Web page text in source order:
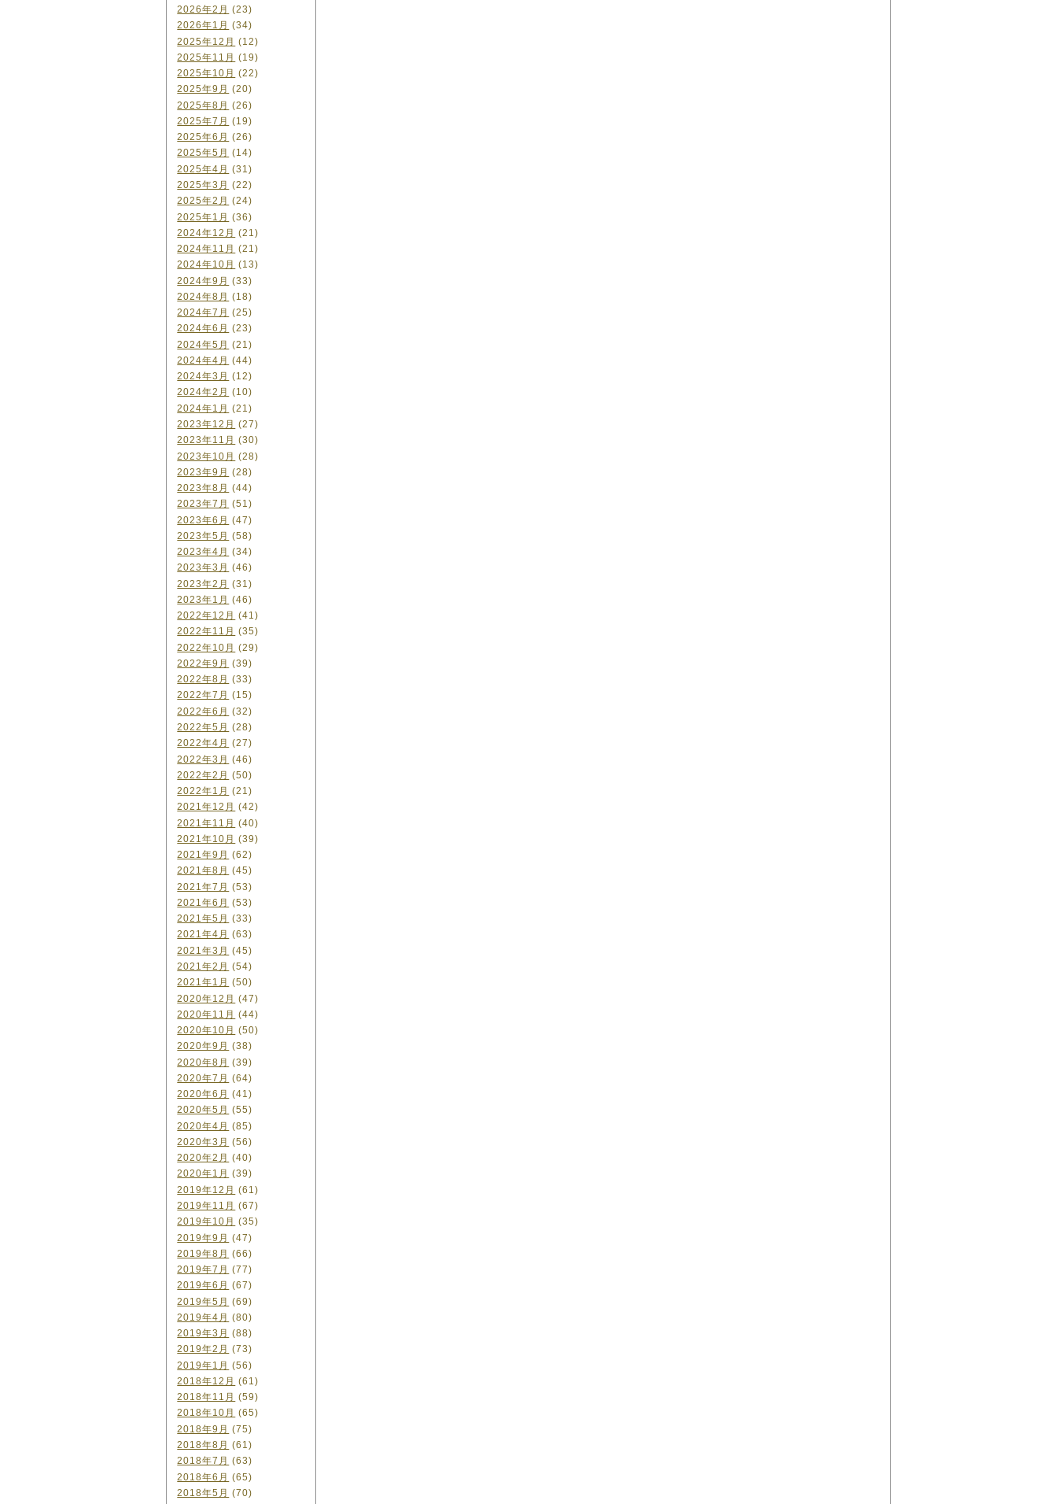
2026年2月 (23)
2026年1月 (34)
2025年12月 (12)
2025年11月 (19)
2025年10月 (22)
2025年9月 (20)
2025年8月 (26)
2025年7月 (19)
2025年6月 (26)
2025年5月 (14)
2025年4月 (31)
2025年3月 (22)
2025年2月 (24)
2025年1月 (36)
2024年12月 (21)
2024年11月 (21)
2024年10月 (13)
2024年9月 (33)
2024年8月 (18)
2024年7月 (25)
2024年6月 (23)
2024年5月 (21)
2024年4月 (44)
2024年3月 (12)
2024年2月 (10)
2024年1月 (21)
2023年12月 (27)
2023年11月 (30)
2023年10月 (28)
2023年9月 (28)
2023年8月 (44)
2023年7月 (51)
2023年6月 (47)
2023年5月 (58)
2023年4月 (34)
2023年3月 (46)
2023年2月 (31)
2023年1月 (46)
2022年12月 (41)
2022年11月 (35)
2022年10月 (29)
2022年9月 (39)
2022年8月 (33)
2022年7月 (15)
2022年6月 (32)
2022年5月 (28)
2022年4月 (27)
2022年3月 (46)
2022年2月 (50)
2022年1月 (21)
2021年12月 (42)
2021年11月 (40)
2021年10月 (39)
2021年9月 (62)
2021年8月 (45)
2021年7月 (53)
2021年6月 (53)
2021年5月 (33)
2021年4月 (63)
2021年3月 (45)
2021年2月 (54)
2021年1月 (50)
2020年12月 (47)
2020年11月 (44)
2020年10月 (50)
2020年9月 (38)
2020年8月 (39)
2020年7月 (64)
2020年6月 (41)
2020年5月 (55)
2020年4月 (85)
2020年3月 (56)
2020年2月 (40)
2020年1月 (39)
2019年12月 (61)
2019年11月 (67)
2019年10月 (35)
2019年9月 (47)
2019年8月 (66)
2019年7月 (77)
2019年6月 (67)
2019年5月 (69)
2019年4月 (80)
2019年3月 (88)
2019年2月 (73)
2019年1月 (56)
2018年12月 (61)
2018年11月 (59)
2018年10月 (65)
2018年9月 (75)
2018年8月 (61)
2018年7月 (63)
2018年6月 (65)
2018年5月 (70)